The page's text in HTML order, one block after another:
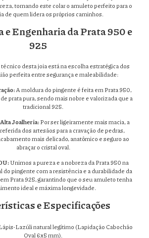
tornando este colar o amuleto perfeito para o
de quem lidera os próprios caminhos.
e Engenharia da Prata 950 e
925
desta joia está na escolha estratégica dos
perfeita entre segurança e maleabilidade:
A moldura do pingente é feita em Prata 950,
prata pura, sendo mais nobre e valorizada que a
tradicional 925.
Joalheria:Por ser ligeiramente mais macia, a
dos artesãos para a cravação de pedras,
mais delicado, anatômico e seguro ao
abraçar o cristal oval.
Unimos a pureza e a nobreza da Prata 950 na
do pingente com a resistência e a durabilidade da
Prata 925, garantindo que o seu amuleto tenha
ideal e máxima longevidade.
e Especificações
Lazúli natural legítimo (Lapidação Cabochão
Oval 6x5 mm).